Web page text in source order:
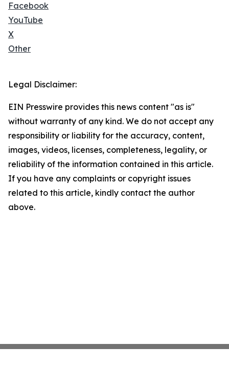
Facebook
YouTube
X
Other
Legal Disclaimer:
EIN Presswire provides this news content "as is"
without warranty of any kind. We do not accept any
responsibility or liability for the accuracy, content,
images, videos, licenses, completeness, legality, or
reliability of the information contained in this article.
If you have any complaints or copyright issues
related to this article, kindly contact the author
above.